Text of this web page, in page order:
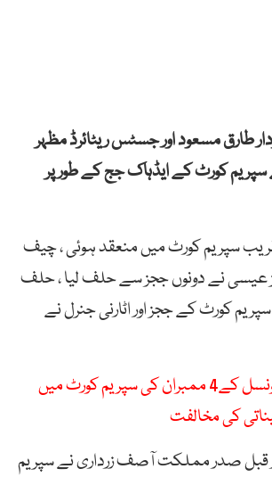
طارق مسعود اور جسٹس ریٹائرڈ مظہر
کورٹ کے ایڈہاک جج کے طور پر
سپریم کورٹ میں منعقد ہوئی ، چیف
نے دونوں ججز سے حلف لیا ، حلف
کورٹ کے ججز اور اٹارنی جنرل نے
خیبرپختونخوا بار کونسل کے4 ممبران کی سپریم کورٹ میں
کی مخالفت
قبل صدر مملکت آصف زرداری نے سپریم